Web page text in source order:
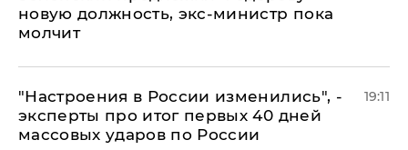
новую должность, экс-министр пока
молчит
"Настроения в России изменились", -
эксперты про итог первых 40 дней
массовых ударов по России
19:11